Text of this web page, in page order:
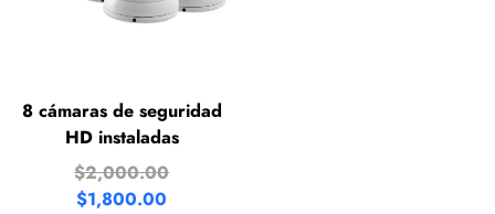
8 cámaras de seguridad
HD instaladas
$2,000.00
$1,800.00